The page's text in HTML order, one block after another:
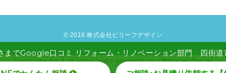
© 2018 株式会社ビリーフデザイン
Social media & sharing icons powered byUltimatelySocial
までGoogle口コミ リフォーム・リノベーション部門 四街道